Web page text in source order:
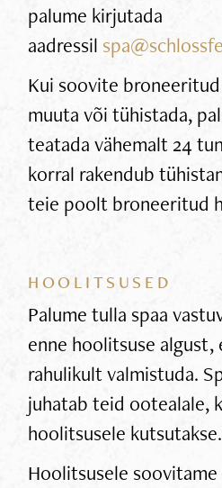
palume kirjutada
aadressil
Kui soovite
muuta või tühistada,
teatada vähemalt 24
korral rakendub
teie poolt broneeritud
HOOLITSUSED
Palume tulla spaa
enne hoolitsuse algust,
rahulikult valmistuda.
juhatab teid ootealale,
hoolitsusele kutsutakse.
Hoolitsusele soovitame